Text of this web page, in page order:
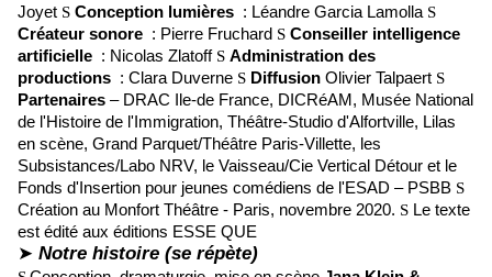
Joyet S Conception lumières : Léandre Garcia Lamolla S
Créateur sonore : Pierre Fruchard S Conseiller intelligence
artificielle : Nicolas Zlatoff S Administration des
productions : Clara Duverne S Diffusion Olivier Talpaert S
Partenaires – DRAC Ile-de France, DICRéAM, Musée National
de l'Histoire de l'Immigration, Théâtre-Studio d'Alfortville, Lilas
en scène, Grand Parquet/Théâtre Paris-Villette, les
Subsistances/Labo NRV, le Vaisseau/Cie Vertical Détour et le
Fonds d'Insertion pour jeunes comédiens de l'ESAD – PSBB S
Création au Monfort Théâtre - Paris, novembre 2020. S Le texte
est édité aux éditions ESSE QUE
➤ Notre histoire (se répète)